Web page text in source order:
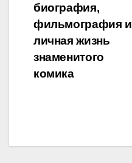
записям
биография,
фильмография и
личная жизнь
знаменитого
комика